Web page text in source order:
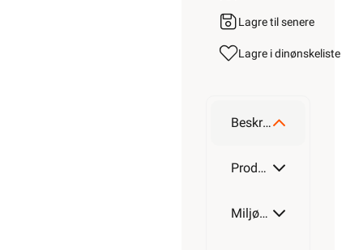
Lagre til senere
Lagre i dinønskeliste
Beskrivelse
Produktdetaljer
Miljøparametere